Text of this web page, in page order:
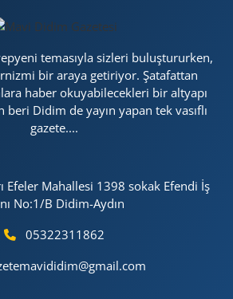
temasıyla sizleri buluştururken,
bir araya getiriyor. Şatafattan
haber okuyabilecekleri bir altyapı
Didim de yayın yapan tek vasıflı
gazete....
Efeler Mahallesi 1398 sokak Efendi İş
No:1/B Didim-Aydın
05322311862